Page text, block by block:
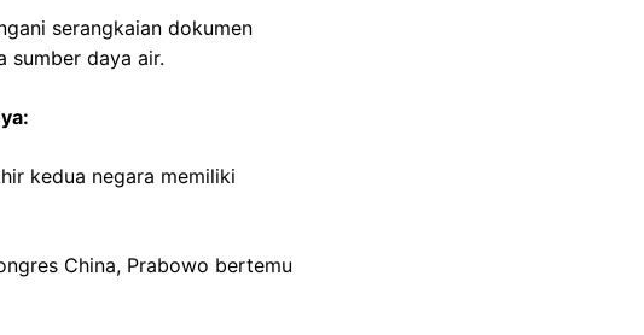
serangkaian dokumen
sumber daya air.
kedua negara memiliki
China, Prabowo bertemu